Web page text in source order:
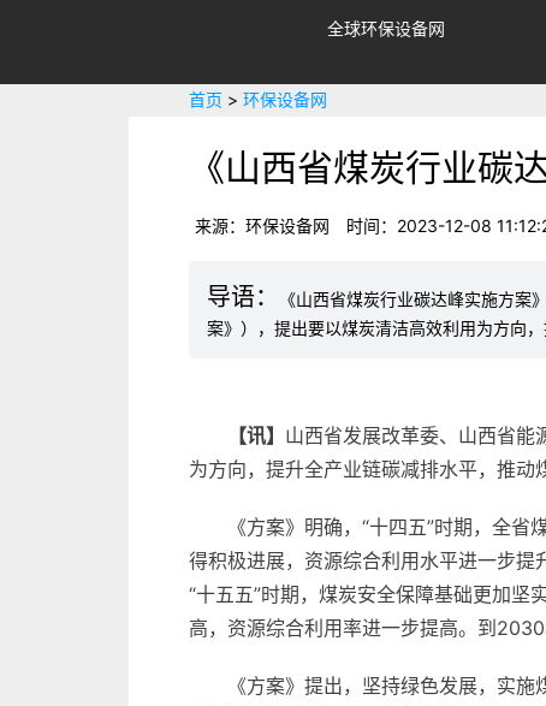
全球环保设备网
首页 > 环保设备网
《山西省煤炭行业碳
来源：环保设备网 时间：2023-12-08
《山西省煤炭行业碳达峰实施方
案》），提出要以煤炭清洁高效利用为方向
【讯】 山西省发展改革委、山西省能
为方向，提升全产业链碳减排水平，推动
《方案》明确，“十四五”时期，全
得积极进展，资源综合利用水平进一步
“十五五”时期，煤炭安全保障基础更加
高，资源综合利用率进一步提高。到
《方案》提出，坚持绿色发展，实